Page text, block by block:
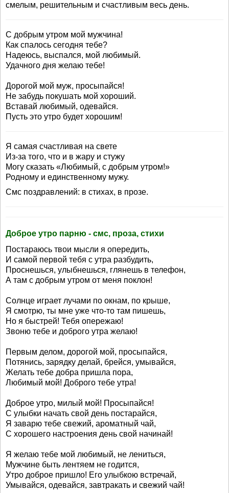
смелым, решительным и счастливым весь день.
С добрым утром мой мужчина!
Как спалось сегодня тебе?
Надеюсь, выспался, мой любимый.
Удачного дня желаю тебе!
Дорогой мой муж, просыпайся!
Не забудь покушать мой хороший.
Вставай любимый, одевайся.
Пусть это утро будет хорошим!
Я самая счастливая на свете
Из-за того, что и в жару и стужу
Могу сказать «Любимый, с добрым утром!»
Родному и единственному мужу.
Смс поздравлений: в стихах, в прозе.
Доброе утро парню - смс, проза, стихи
Постараюсь твои мысли я опередить,
И самой первой тебя с утра разбудить,
Проснешься, улыбнешься, глянешь в телефон,
А там с добрым утром от меня поклон!
Солнце играет лучами по окнам, по крыше,
Я смотрю, ты мне уже что-то там пишешь,
Но я быстрей! Тебя опережаю!
Звоню тебе и доброго утра желаю!
Первым делом, дорогой мой, просыпайся,
Потянись, зарядку делай, брейся, умывайся,
Желать тебе добра пришла пора,
Любимый мой! Доброго тебе утра!
Доброе утро, милый мой! Просыпайся!
С улыбки начать свой день постарайся,
Я заварю тебе свежий, ароматный чай,
С хорошего настроения день свой начинай!
Я желаю тебе мой любимый, не лениться,
Мужчине быть лентяем не годится,
Утро доброе пришло! Его улыбкою встречай,
Умывайся, одевайся, завтракать и свежий чай!